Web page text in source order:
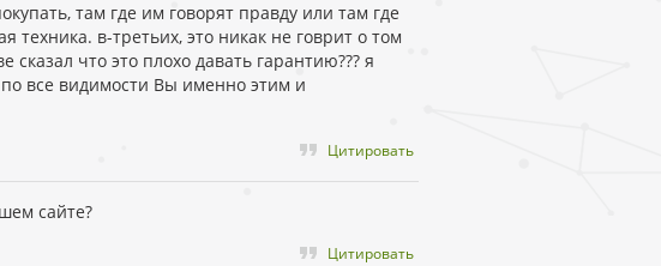
там где им говорят правду или там где
в-третьих, это никак не говрит о том
сказал что это плохо давать гарантию??? я
по все видимости Вы именно этим и
Цитировать
сайте?
Цитировать